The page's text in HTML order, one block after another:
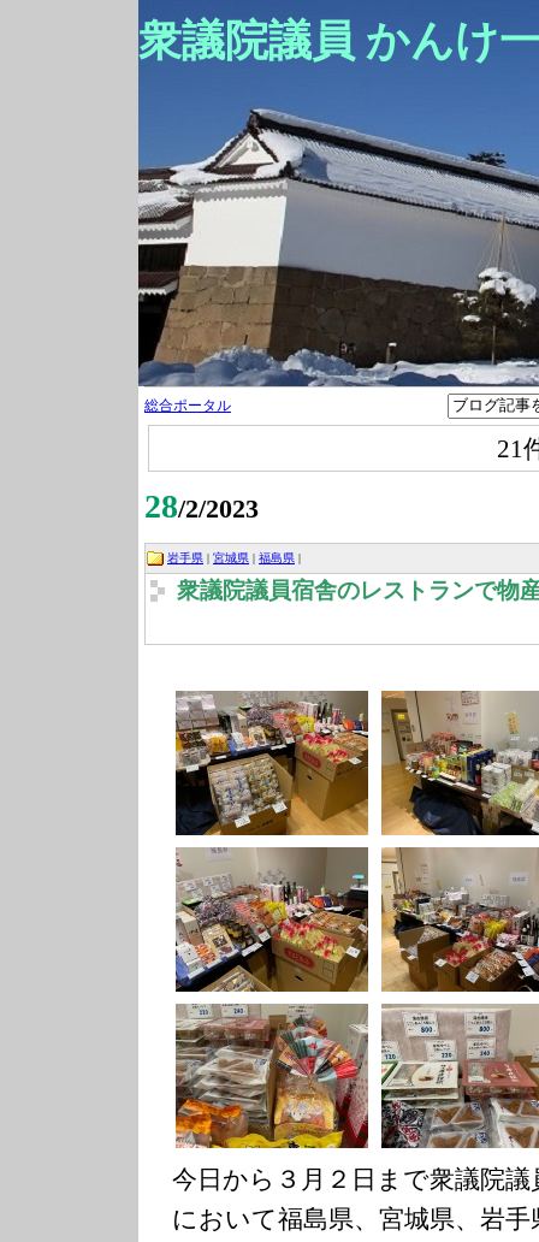
衆議院議員 かんけ
総合ポータル
21
28/2/2023
岩手県 | 宮城県 | 福島県 |
衆議院議員宿舎のレストランで物
今日から３月２日まで衆議院
において福島県、宮城県、岩